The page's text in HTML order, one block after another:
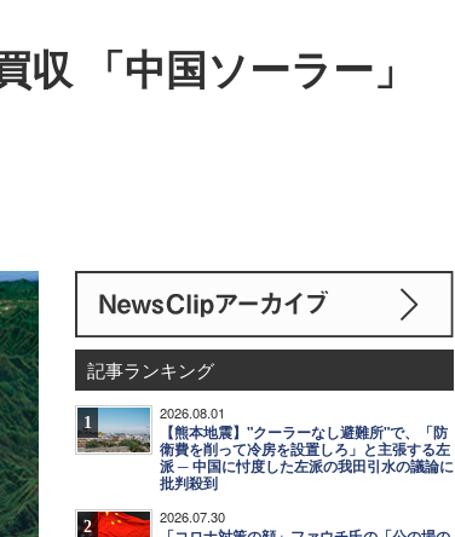
「中国ソーラー」
記事ランキング
1 2026.08.01
【熊本地震】"クーラーなし避難所"で、「防
衛費を削って冷房を設置しろ」と主張する左
派 ─ 中国に忖度した左派の我田引水の議論に
批判殺到
2 2026.07.30